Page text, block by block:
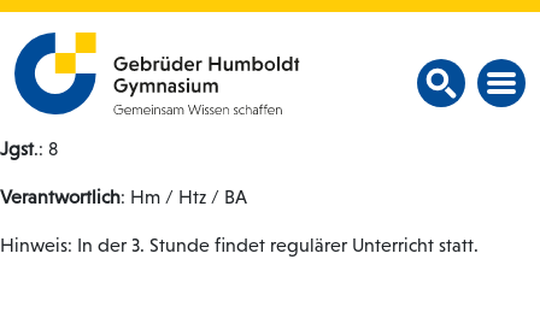
Jgst.: 8
Verantwortlich: Hm / Htz / BA
Hinweis: In der 3. Stunde findet regulärer Unterricht statt.